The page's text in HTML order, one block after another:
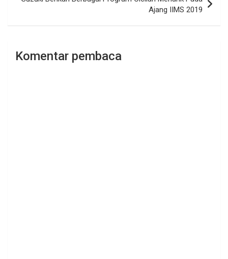
Ajang IIMS 2019
Komentar pembaca